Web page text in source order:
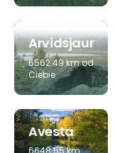
Arvidsjaur
6562.49 km od
Ciebie
Avesta
6648.55 km